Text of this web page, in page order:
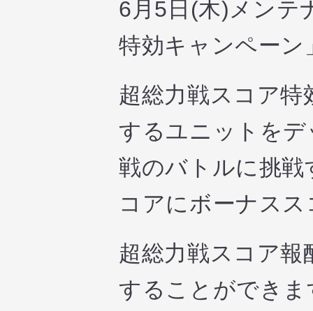
6月5日(木)メンテ
特効キャンペー
超総力戦スコア
するユニットを
戦のバトルに挑戦
コアにボーナス
超総力戦スコア
することができま